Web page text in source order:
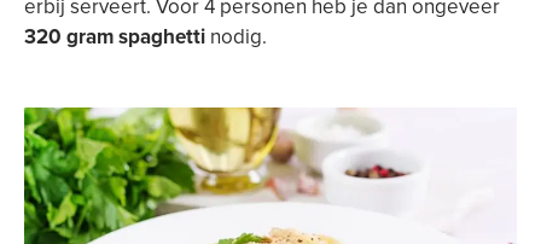
erbij serveert. Voor 4 personen heb je dan ongeveer
320 gram spaghetti nodig.